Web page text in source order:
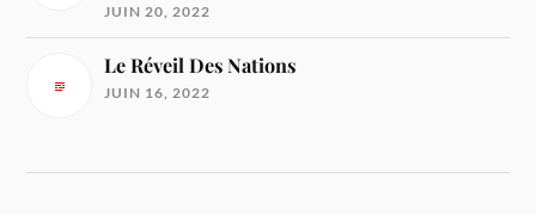
JUIN 20, 2022
Le Réveil Des Nations
JUIN 16, 2022